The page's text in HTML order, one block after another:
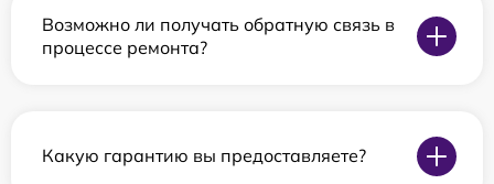
Возможно ли получать обратную связь в
процессе ремонта?
Какую гарантию вы предоставляете?